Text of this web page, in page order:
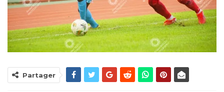
Partager